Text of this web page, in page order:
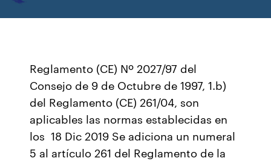
Reglamento (CE) Nº 2027/97 del
Consejo de 9 de Octubre de 1997, 1.b)
del Reglamento (CE) 261/04, son
aplicables las normas establecidas en
los 18 Dic 2019 Se adiciona un numeral
5 al artículo 261 del Reglamento de la